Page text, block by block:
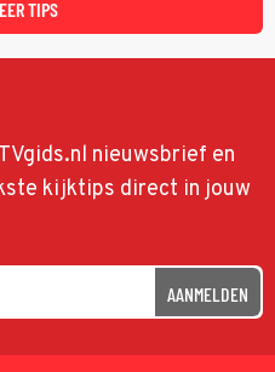
TIPS
nieuwsbrief en
kijktips direct in jouw
AANMELDEN